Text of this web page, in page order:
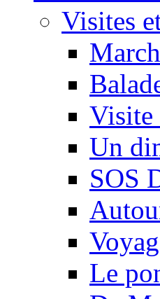
Visites
Visite
Un
SOS
Le